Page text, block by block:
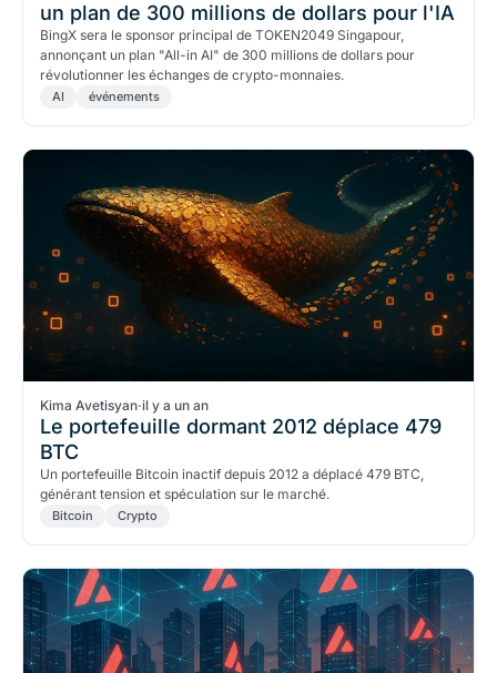
un plan de 300 millions de dollars pour l'IA
BingX sera le sponsor principal de TOKEN2049 Singapour,
annonçant un plan "All-in AI" de 300 millions de dollars pour
révolutionner les échanges de crypto-monnaies.
AI événements
Kima Avetisyan·il y a un an
Le portefeuille dormant 2012 déplace 479
BTC
Un portefeuille Bitcoin inactif depuis 2012 a déplacé 479 BTC,
générant tension et spéculation sur le marché.
Bitcoin Crypto